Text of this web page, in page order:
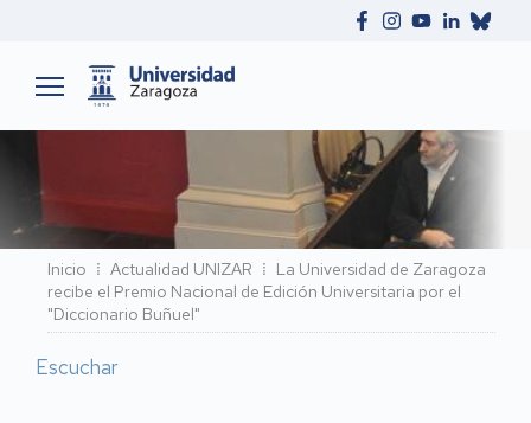
Ruta
de
navegación
Inicio Actualidad UNIZAR
La Universidad de Zaragoza
recibe el Premio Nacional de Edición Universitaria por el
"Diccionario Buñuel"
Escuchar